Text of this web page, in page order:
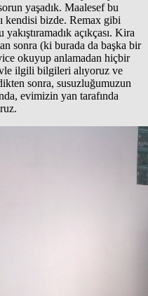
yaşadık. Maalesef bu
kendisi bizde. Remax gibi
açıkçası. Kira
sonra (ki burada da başka bir
okuyup anlamadan hiçbir
ilgili bilgileri alıyoruz ve
sonra, susuzluğumuzun
evimizin yan tarafında